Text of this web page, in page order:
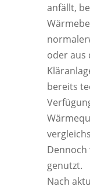
anfällt,
oder aus
bereits
genutzt.
Nach